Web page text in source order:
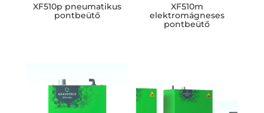
XF510p pneumatikus
pontbeütő
XF510m
elektromágneses
pontbeütő